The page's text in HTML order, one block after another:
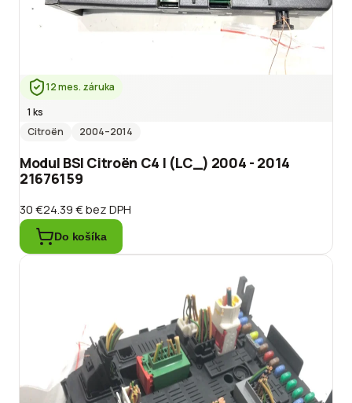
12 mes. záruka
1 ks
Citroën
2004–2014
Modul BSI Citroën C4 I (LC_) 2004 - 2014
21676159
30 €24.39 €bez DPH
Do košíka